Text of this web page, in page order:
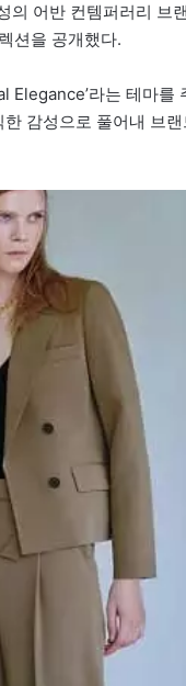
어반 컨템퍼러리 브
션을 공개했다.
Elegance’라는 테마를
감성으로 풀어내 브